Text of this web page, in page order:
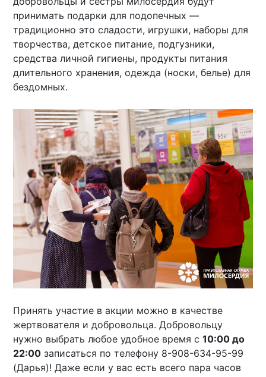
принимать подарки для подопечных —
традиционно это сладости, игрушки, наборы для
творчества, детское питание, подгузники,
средства личной гигиены, продукты питания
длительного хранения, одежда (носки, белье) для
бездомных.
Принять участие в акции можно в качестве
жертвователя и добровольца. Добровольцу
нужно выбрать любое удобное время с10:00 до
22:00 записаться по телефону 8-908-634-95-99
(Дарья)! Даже если у вас есть всего пара часов